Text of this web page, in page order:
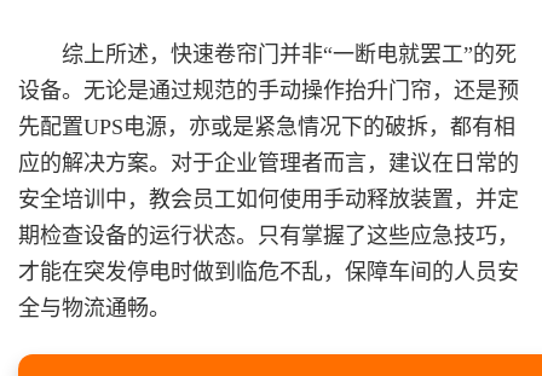
综上所述，快速卷帘门并非“一断电就罢工”的死
设备。无论是通过规范的手动操作抬升门帘，还是预
先配置UPS电源，亦或是紧急情况下的破拆，都有相
应的解决方案。对于企业管理者而言，建议在日常的
安全培训中，教会员工如何使用手动释放装置，并定
期检查设备的运行状态。只有掌握了这些应急技巧，
才能在突发停电时做到临危不乱，保障车间的人员安
全与物流通畅。